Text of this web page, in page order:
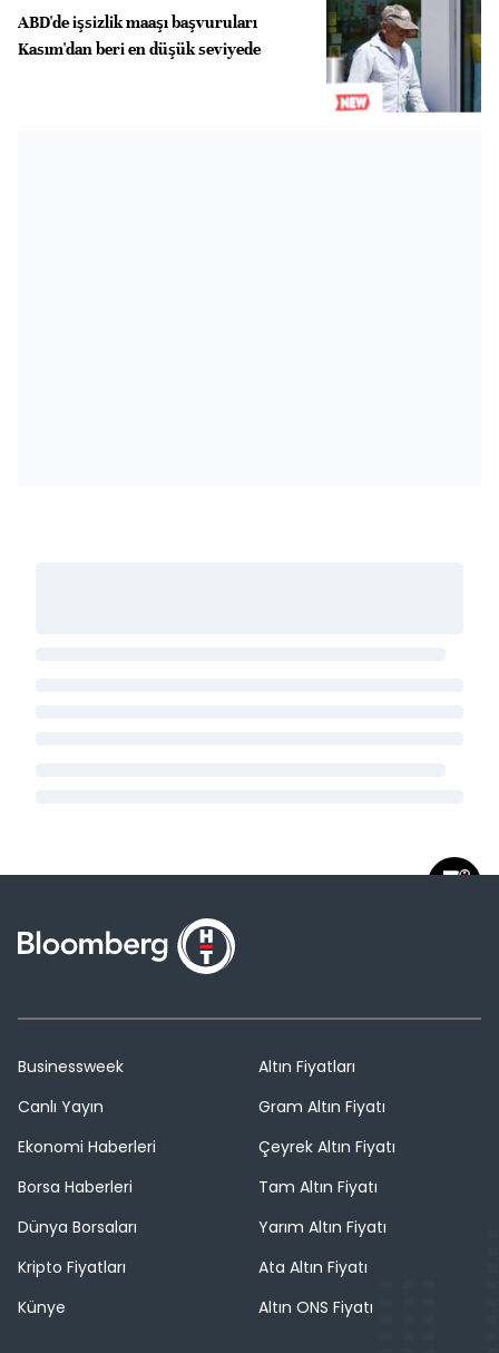
ABD'de işsizlik maaşı başvuruları
Kasım'dan beri en düşük seviyede
Businessweek
Canlı Yayın
Ekonomi Haberleri
Borsa Haberleri
Dünya Borsaları
Kripto Fiyatları
Künye
Altın Fiyatları
Gram Altın Fiyatı
Çeyrek Altın Fiyatı
Tam Altın Fiyatı
Yarım Altın Fiyatı
Ata Altın Fiyatı
Altın ONS Fiyatı